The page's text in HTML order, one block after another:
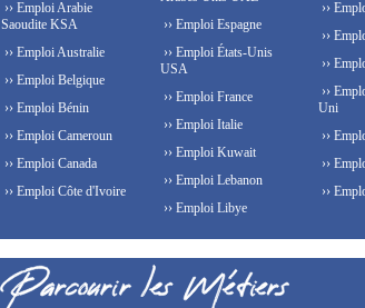
›› Emploi Arabie
Saoudite KSA
›› Emploi Australie
›› Emploi Belgique
›› Emploi Bénin
›› Emploi Cameroun
›› Emploi Canada
›› Emploi Côte d'Ivoire
›› Emploi Espagne
›› Emploi États-Unis
USA
›› Emploi France
›› Emploi Italie
›› Emploi Kuwait
›› Emploi Lebanon
›› Emploi Libye
››
››
››
››
Uni
››
››
››